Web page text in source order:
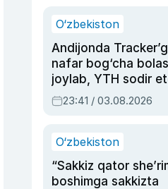
O‘zbekiston
Andijonda
nafar bog‘cha
joylab, YTH sodir
ayolga sud hukmi
23:41 / 03.08.2026
O‘zbekiston
“Sakkiz qator
boshimga sakkizta